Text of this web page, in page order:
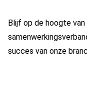
Blijf op de hoogte
succes van onze